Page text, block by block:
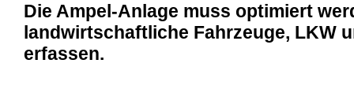
Die Ampel-Anlage muss optimiert
landwirtschaftliche Fahrzeuge, LKW
erfassen.